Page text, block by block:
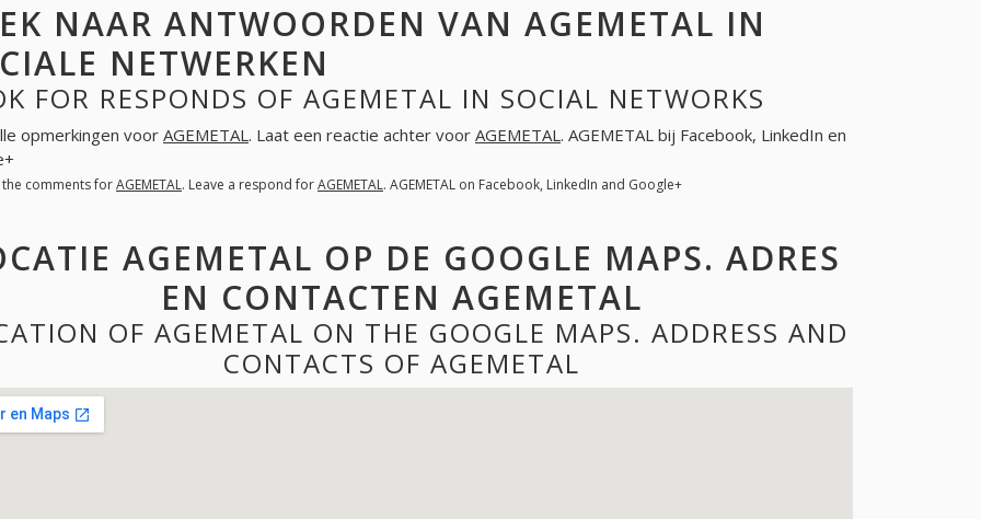
NAAR ANTWOORDEN VAN AGEMETAL IN
NETWERKEN
FOR RESPONDS OF AGEMETAL IN SOCIAL NETWORKS
opmerkingen voorAGEMETAL . Laat een reactie achter voor AGEMETAL . AGEMETAL bij Facebook, LinkedIn en
the comments forAGEMETAL. Leave a respond forAGEMETAL. AGEMETAL on Facebook, LinkedIn and Google+
AGEMETAL OP DE GOOGLE MAPS. ADRES
EN CONTACTEN AGEMETAL
OF AGEMETAL ON THE GOOGLE MAPS. ADDRESS AND
CONTACTS OF AGEMETAL